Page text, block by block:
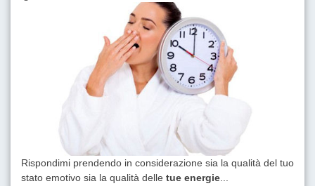
Rispondimi prendendo in considerazione sia la qualità del tuo
stato emotivo sia la qualità delle tue energie